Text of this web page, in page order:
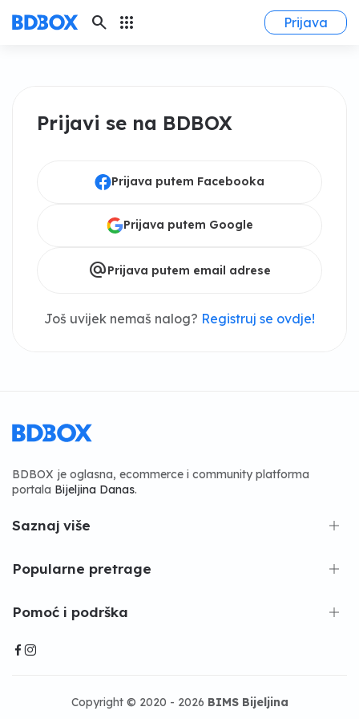
search apps Prijava
Prijavi se na BDBOX
Prijava putem Facebooka
Prijava putem Google
alternate_emailPrijava putem email adrese
Još uvijek nemaš nalog? Registruj se ovdje!
BDBOX je oglasna, ecommerce i community platforma
portala Bijeljina Danas.
Saznaj više
Popularne pretrage
Pomoć i podrška
Copyright © 2020 - 2026 BIMS Bijeljina